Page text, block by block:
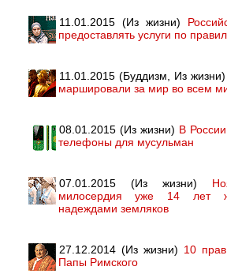
11.01.2015 (Из жизни)
предоставлять услуги по
11.01.2015 (Буддизм, Из жизни)
маршировали за мир во всем
08.01.2015 (Из жизни) В
телефоны для мусульман
07.01.2015 (Из жизни)
милосердия уже 14 лет
надеждами земляков
27.12.2014 (Из жизни) 10
Папы Римского